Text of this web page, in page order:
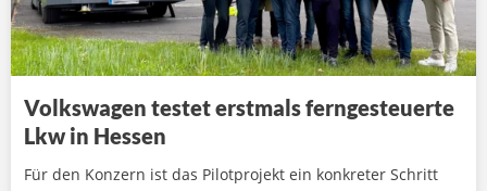
Volkswagen testet erstmals ferngesteuerte
Lkw in Hessen
Für den Konzern ist das Pilotprojekt ein konkreter Schritt